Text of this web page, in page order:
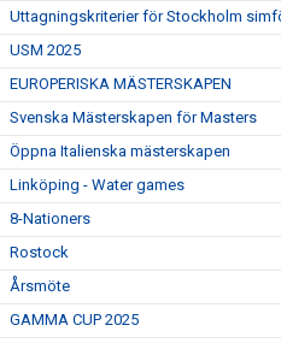
Uttagningskriterier för Stockholm
USM 2025
EUROPERISKA MÄSTERSKAPEN
Svenska Mästerskapen för Masters
Öppna Italienska mästerskapen
Linköping - Water games
8-Nationers
Rostock
Årsmöte
GAMMA CUP 2025